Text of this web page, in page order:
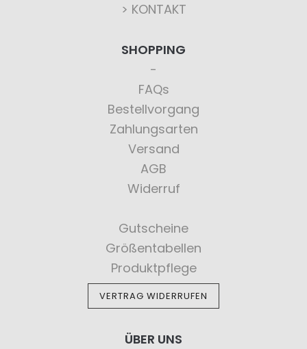
> KONTAKT
SHOPPING
FAQs
Bestellvorgang
Zahlungsarten
Versand
AGB
Widerruf
Gutscheine
Größentabellen
Produktpflege
VERTRAG WIDERRUFEN
ÜBER UNS